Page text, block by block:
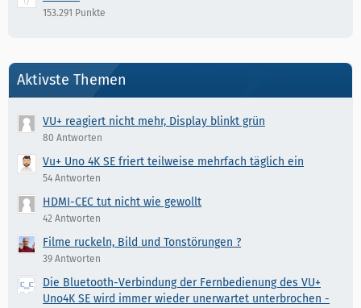
153.291 Punkte
Aktivste Themen
VU+ reagiert nicht mehr, Display blinkt grün
80 Antworten
Vu+ Uno 4K SE friert teilweise mehrfach täglich ein
54 Antworten
HDMI-CEC tut nicht wie gewollt
42 Antworten
Filme ruckeln, Bild und Tonstörungen ?
39 Antworten
Die Bluetooth-Verbindung der Fernbedienung des VU+
Uno4K SE wird immer wieder unerwartet unterbrochen -